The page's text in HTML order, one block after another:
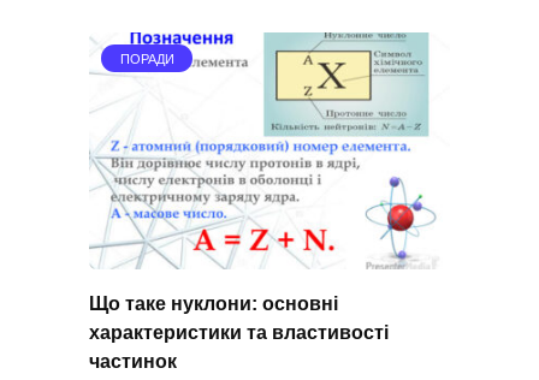
ПОРАДИ
Що таке нуклони: основні
характеристики та властивості
частинок